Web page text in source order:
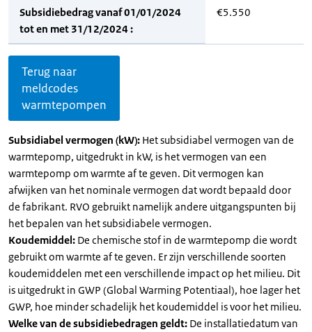
Subsidiebedrag vanaf 01/01/2024
tot en met 31/12/2024 :
€5.550
Terug naar
meldcodes
warmtepompen
Subsidiabel vermogen (kW): Het subsidiabel vermogen van de
warmtepomp, uitgedrukt in kW, is het vermogen van een
warmtepomp om warmte af te geven. Dit vermogen kan
afwijken van het nominale vermogen dat wordt bepaald door
de fabrikant. RVO gebruikt namelijk andere uitgangspunten bij
het bepalen van het subsidiabele vermogen.
Koudemiddel: De chemische stof in de warmtepomp die wordt
gebruikt om warmte af te geven. Er zijn verschillende soorten
koudemiddelen met een verschillende impact op het milieu. Dit
is uitgedrukt in GWP (Global Warming Potentiaal), hoe lager het
GWP, hoe minder schadelijk het koudemiddel is voor het milieu.
Welke van de subsidiebedragen geldt: De installatiedatum van